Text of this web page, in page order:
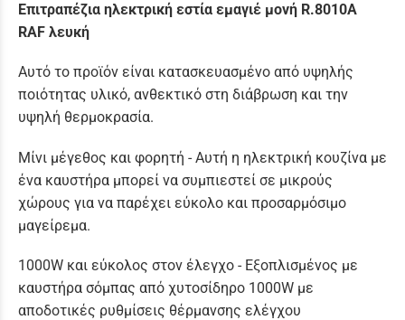
Επιτραπέζια ηλεκτρική εστία εμαγιέ μονή R.8010A
RAF λευκή
Αυτό το προϊόν είναι κατασκευασμένο από υψηλής
ποιότητας υλικό, ανθεκτικό στη διάβρωση και την
υψηλή θερμοκρασία.
Μίνι μέγεθος και φορητή - Αυτή η ηλεκτρική κουζίνα με
ένα καυστήρα μπορεί να συμπιεστεί σε μικρούς
χώρους για να παρέχει εύκολο και προσαρμόσιμο
μαγείρεμα.
1000W και εύκολος στον έλεγχο - Εξοπλισμένος με
καυστήρα σόμπας από χυτοσίδηρο 1000W με
αποδοτικές ρυθμίσεις θέρμανσης ελέγχου